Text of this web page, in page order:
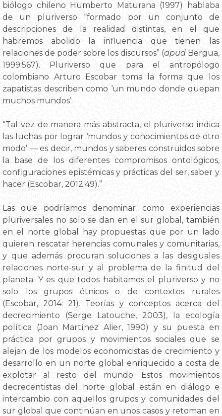
biólogo chileno Humberto Maturana (1997) hablaba
de un pluriverso “formado por un conjunto de
descripciones de la realidad distintas, en el que
habremos abolido la influencia que tienen las
relaciones de poder sobre los discursos” (apud Bergua,
1999:567). Pluriverso que para el antropólogo
colombiano Arturo Escobar toma la forma que los
zapatistas describen como ‘un mundo donde quepan
muchos mundos’.
“Tal vez de manera más abstracta, el pluriverso indica
las luchas por lograr ‘mundos y conocimientos de otro
modo’ — es decir, mundos y saberes construidos sobre
la base de los diferentes compromisos ontológicos,
configuraciones epistémicas y prácticas del ser, saber y
hacer (Escobar, 2012:49).”
Las que podríamos denominar como experiencias
pluriversales no solo se dan en el sur global, también
en el norte global hay propuestas que por un lado
quieren rescatar herencias comunales y comunitarias,
y que además procuran soluciones a las desiguales
relaciones norte-sur y al problema de la finitud del
planeta. Y es que todos habitamos el pluriverso y no
solo los grupos étnicos o de contextos rurales
(Escobar, 2014: 21). Teorías y conceptos acerca del
decrecimiento (Serge Latouche, 2003), la ecología
política (Joan Martínez Alier, 1990) y su puesta en
práctica por grupos y movimientos sociales que se
alejan de los modelos economicistas de crecimiento y
desarrollo en un norte global enriquecido a costa de
explotar al resto del mundo. Estos movimientos
decrecentistas del norte global están en diálogo e
intercambio con aquellos grupos y comunidades del
sur global que continúan en unos casos y retoman en